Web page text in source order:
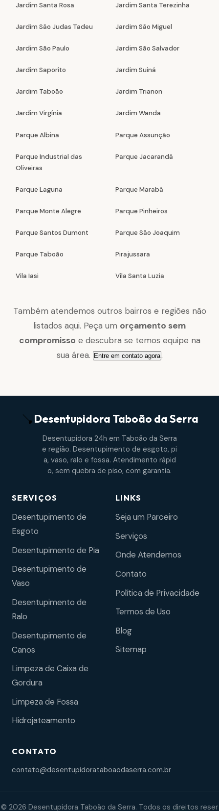
Jardim Santa Rosa Jardim Santa Terezinha
Jardim São Judas Tadeu Jardim São Miguel
Jardim São Paulo Jardim São Salvador
Jardim Saporito Jardim Suiná
Jardim Taboão Jardim Trianon
Jardim Virgínia Jardim Wanda
Parque Albina Parque Assunção
Parque Industrial das
Oliveiras
Parque Jacarandá
Parque Laguna Parque Marabá
Parque Monte Alegre Parque Pinheiros
Parque Santos Dumont Parque São Joaquim
Parque Taboão Pirajussara
Vila Iasi Vila Santa Luzia
Também atendemos outros bairros e regiões não
listados aqui. Peça um orçamento sem
compromisso e descubra se temos equipe na
sua área.
Entre em contato agora.
Desentupidora Taboão da Serra
Desentupidora 24h em Taboão da Serra
e região. Desentupimento de esgoto, pi
a, vaso, ralo e fossa. Atendimento rápid
o, sem quebra de piso, com garantia.
SERVIÇOS
Desentupimento de
Esgoto
Desentupimento de Pia
Desentupimento de
Vaso
Desentupimento de
Ralo
Desentupimento de
Canos
Limpeza de Caixa de
Gordura
Limpeza de Fossa
Hidrojateamento
LINKS
Seja um Parceiro
Serviços
Onde Atendemos
Contato
Política de Privacidade
Termos de Uso
Blog
Sitemap
CONTATO
contato@desentupidorataboaodaserra.com.br
© 2026 Desentupidora Taboão da Serra. Todos os direitos reser